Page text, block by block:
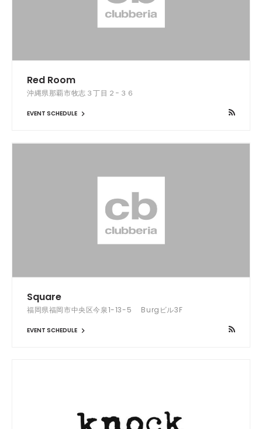
Red Room
沖縄県那覇市牧志３丁目２−３６
EVENT SCHEDULE
Square
福岡県福岡市中央区今泉1-13-5 Burgビル3F
EVENT SCHEDULE